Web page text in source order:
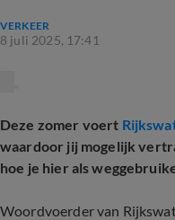
VERKEER
8 juli 2025, 17:41
Deze zomer voert
waardoor jij mogelijk
hoe je hier als
Woordvoerder van